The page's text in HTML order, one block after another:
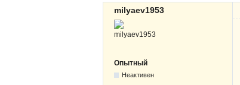
milyaev1953
Опытный
Неактивен